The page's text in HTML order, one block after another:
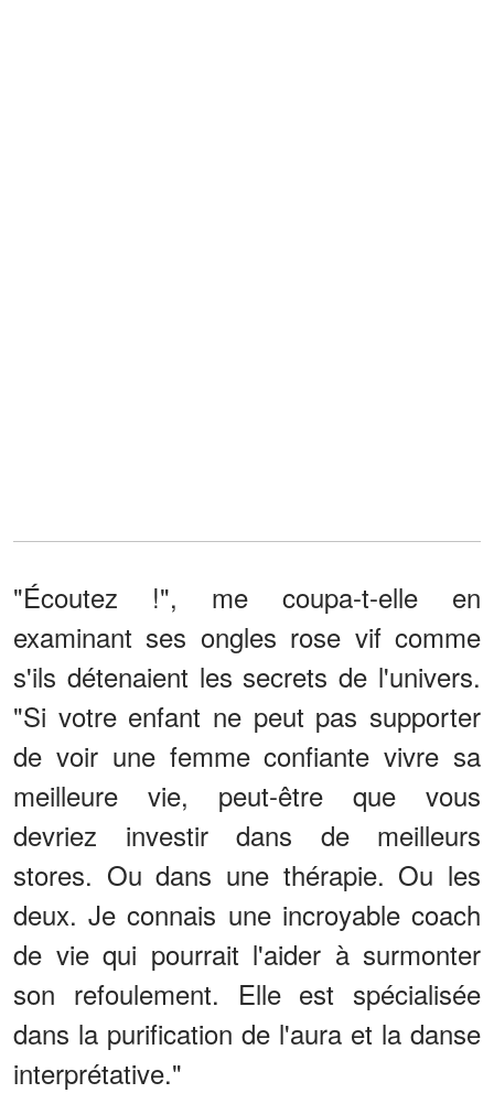
"Écoutez !", me coupa-t-elle en
examinant ses ongles rose vif comme
s'ils détenaient les secrets de l'univers.
"Si votre enfant ne peut pas supporter
de voir une femme confiante vivre sa
meilleure vie, peut-être que vous
devriez investir dans de meilleurs
stores. Ou dans une thérapie. Ou les
deux. Je connais une incroyable coach
de vie qui pourrait l'aider à surmonter
son refoulement. Elle est spécialisée
dans la purification de l'aura et la danse
interprétative."